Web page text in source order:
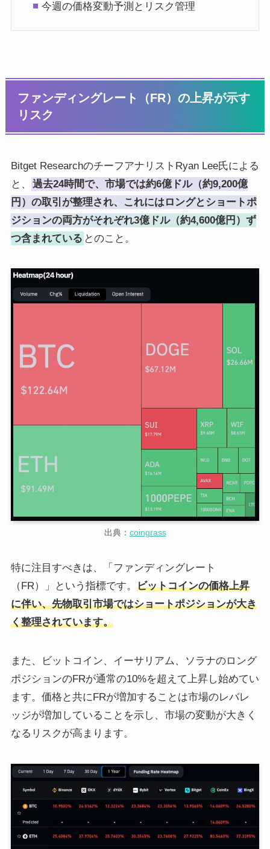
今週の価格変動予測とリスク管理
ファンディングレート（FR）の上昇が示す
リスク
Bitget ResearchのチーフアナリストRyan Lee氏による
と、
過去24時間で、市場では約6億ドル（約9,200億
円）の取引が整理され、これにはロングとショートポ
ジションの両方がそれぞれ3億ドル（約4,600億円）ず
つ含まれている とのこと。
出典： coingrass
特に注目すべきは、「ファンディングレート
（FR）」という指標です。 ビットコインの価格上昇
に伴い、先物取引市場ではショートポジションが大き
く整理されています。
また、ビットコイン、イーサリアム、ソラナのロング
ポジションのFRが通常の10%を超えて上昇し始めてい
ます。価格と共にFRが増加することは市場のレバレ
ッジが増加していることを示し、市場の変動が大きく
なるリスクが高まります。